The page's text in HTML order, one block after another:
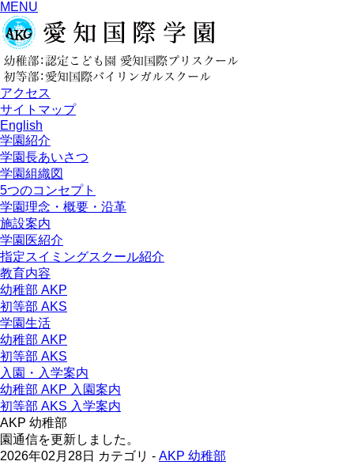
MENU
アクセス
サイトマップ
English
学園紹介
学園長あいさつ
学園組織図
5つのコンセプト
学園理念・概要・沿革
施設案内
学園医紹介
指定スイミングスクール紹介
教育内容
幼稚部 AKP
初等部 AKS
学園生活
幼稚部 AKP
初等部 AKS
入園・入学案内
幼稚部 AKP 入園案内
初等部 AKS 入学案内
AKP 幼稚部
園通信を更新しました。
2026年02月28日 カテゴリ - AKP 幼稚部